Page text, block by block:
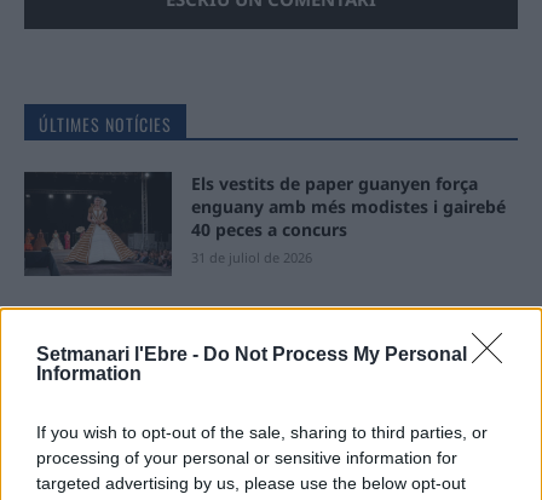
Setmanari l'Ebre - Do Not Process My Personal
Information
If you wish to opt-out of the sale, sharing to third parties, or
processing of your personal or sensitive information for
targeted advertising by us, please use the below opt-out
ÚLTIMES NOTÍCIES
Els vestits de paper guanyen força
enguany amb més modistes i gairebé
40 peces a concurs
31 de juliol de 2026
per a gaudir de les Festes Majors
Blaumut lidera el cartell musical de les
Festes